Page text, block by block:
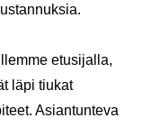
etusijalla,
läpi tiukat
Asiantunteva